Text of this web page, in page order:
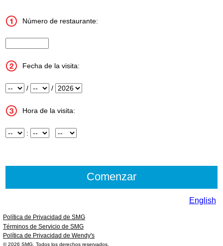
Número de restaurante:
Fecha de la visita:
Mes / Día / Año
Hora de la visita:
Hora : Minuto InputMeridian
English
Política de Privacidad de SMG
Términos de Servicio de SMG
Política de Privacidad de Wendy's
© 2026 SMG . Todos los derechos reservados.